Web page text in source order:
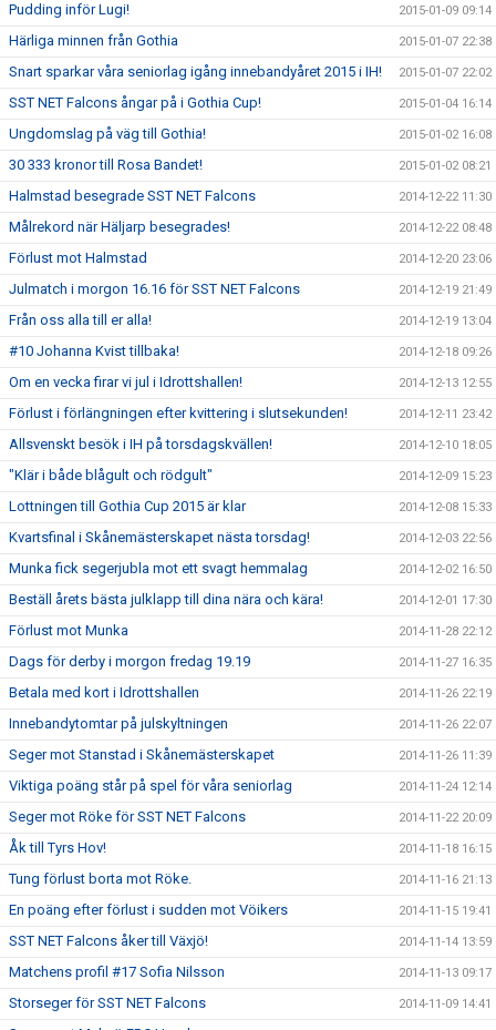
Pudding inför Lugi! 2015-01-09 09:14
Härliga minnen från Gothia 2015-01-07 22:38
Snart sparkar våra seniorlag igång innebandyåret 2015 i IH! 2015-01-07 22:02
SST NET Falcons ångar på i Gothia Cup! 2015-01-04 16:14
Ungdomslag på väg till Gothia! 2015-01-02 16:08
30 333 kronor till Rosa Bandet! 2015-01-02 08:21
Halmstad besegrade SST NET Falcons 2014-12-22 11:30
Målrekord när Häljarp besegrades! 2014-12-22 08:48
Förlust mot Halmstad 2014-12-20 23:06
Julmatch i morgon 16.16 för SST NET Falcons 2014-12-19 21:49
Från oss alla till er alla! 2014-12-19 13:04
#10 Johanna Kvist tillbaka! 2014-12-18 09:26
Om en vecka firar vi jul i Idrottshallen! 2014-12-13 12:55
Förlust i förlängningen efter kvittering i slutsekunden! 2014-12-11 23:42
Allsvenskt besök i IH på torsdagskvällen! 2014-12-10 18:05
"Klär i både blågult och rödgult" 2014-12-09 15:23
Lottningen till Gothia Cup 2015 är klar 2014-12-08 15:33
Kvartsfinal i Skånemästerskapet nästa torsdag! 2014-12-03 22:56
Munka fick segerjubla mot ett svagt hemmalag 2014-12-02 16:50
Beställ årets bästa julklapp till dina nära och kära! 2014-12-01 17:30
Förlust mot Munka 2014-11-28 22:12
Dags för derby i morgon fredag 19.19 2014-11-27 16:35
Betala med kort i Idrottshallen 2014-11-26 22:19
Innebandytomtar på julskyltningen 2014-11-26 22:07
Seger mot Stanstad i Skånemästerskapet 2014-11-26 11:39
Viktiga poäng står på spel för våra seniorlag 2014-11-24 12:14
Seger mot Röke för SST NET Falcons 2014-11-22 20:09
Åk till Tyrs Hov! 2014-11-18 16:15
Tung förlust borta mot Röke. 2014-11-16 21:13
En poäng efter förlust i sudden mot Vöikers 2014-11-15 19:41
SST NET Falcons åker till Växjö! 2014-11-14 13:59
Matchens profil #17 Sofia Nilsson 2014-11-13 09:17
Storseger för SST NET Falcons 2014-11-09 14:41